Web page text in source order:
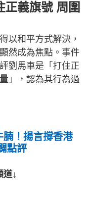
正義旗號 周圍
以和平方式解決，
然成為焦點。事件
劉馬車是「打住正
」，認為其行為過
腩！揚言撐香港
點評
道↓